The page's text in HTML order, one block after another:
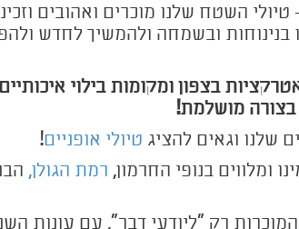
השטח שלנו מוכרים ואהובים
ובשמחה ולהמשיך לחדש
בצפון ומקומות בילוי
בצורה מושלמת!
שלנו וגאים להציג טיולי אופניים!
ומלווים בנופי החרמון, רמת הגולן,
רק "ליודעי דבר", עם עונות